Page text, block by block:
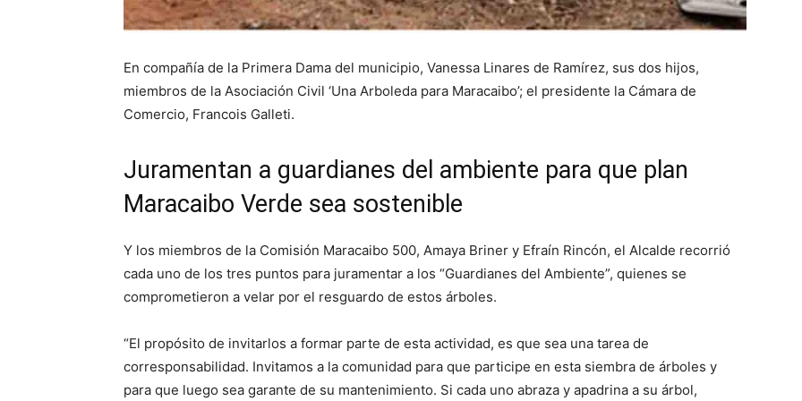
En compañía de la Primera Dama del municipio, Vanessa Linares de Ramírez, sus dos hijos,
miembros de la Asociación Civil ‘Una Arboleda para Maracaibo’; el presidente la Cámara de
Comercio, Francois Galleti.
Juramentan a guardianes del ambiente para que plan
Maracaibo Verde sea sostenible
Y los miembros de la Comisión Maracaibo 500, Amaya Briner y Efraín Rincón, el Alcalde recorrió
cada uno de los tres puntos para juramentar a los “Guardianes del Ambiente”, quienes se
comprometieron a velar por el resguardo de estos árboles.
“El propósito de invitarlos a formar parte de esta actividad, es que sea una tarea de
corresponsabilidad. Invitamos a la comunidad para que participe en esta siembra de árboles y
para que luego sea garante de su mantenimiento. Si cada uno abraza y apadrina a su árbol,